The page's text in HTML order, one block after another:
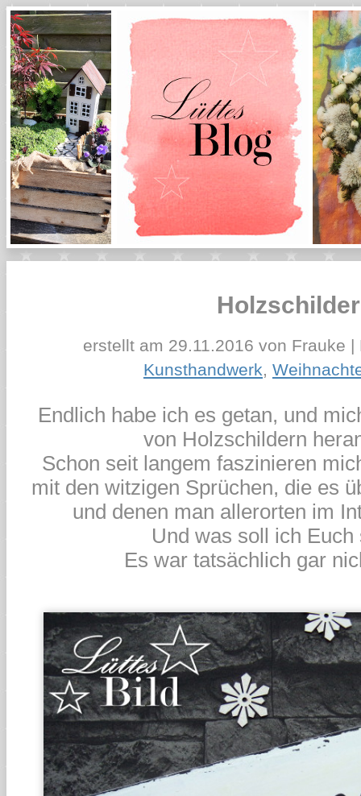
Holzschilder
erstellt am 29.11.2016 von Frauke
Kunsthandwerk,
Endlich habe ich es getan, und
von Holzschildern
Schon seit langem faszinieren
mit den witzigen Sprüchen, die es
und denen man allerorten im
Und was soll ich Euch
Es war tatsächlich gar